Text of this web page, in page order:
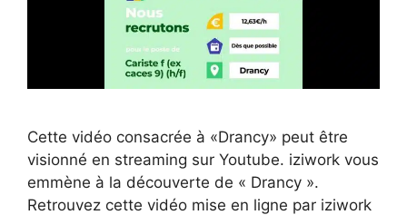
Cette vidéo consacrée à «Drancy» peut être
visionné en streaming sur Youtube. iziwork vous
emmène à la découverte de « Drancy ».
Retrouvez cette vidéo mise en ligne par iziwork